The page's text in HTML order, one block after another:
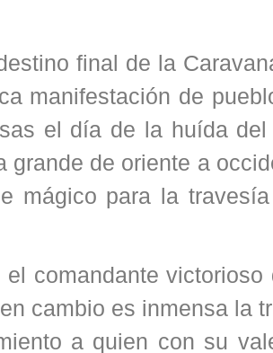
final de la
manifestación de
el día de la huída del
grande de oriente a
mágico para la
comandante victorioso
cambio es inmensa la
a quien con su